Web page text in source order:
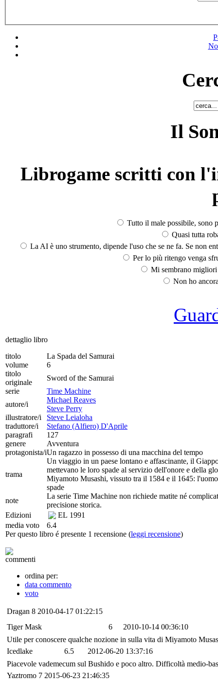
Il
Librogame scritti con
Tutto il male possibile, sono
Quasi tutta
La AI è uno strumento, dipende l'uso che se ne fa. Se non
Per lo più ritengo venga
Mi sembrano
Non ho
dettaglio libro
titolo
La Spada del Samurai
volume
6
titolo
originale
Sword of the Samurai
serie
Time Machine
autore/i
Michael Reaves
Steve Perry
illustratore/i
Steve Leialoha
traduttore/i
Stefano (Alfiero) D'Aprile
paragrafi
127
genere
Avventura
protagonista/iUn ragazzo in possesso di una macchina del tempo
trama
Un viaggio in un paese lontano e affascinante, il
mettevano le loro spade al servizio dell'onore e della
Miyamoto Musashi, vissuto tra il 1584 e il 1645:
spade
note
La serie Time Machine non richiede matite né
precisione storica.
Edizioni
EL 1991
media voto
6.4
Per questo libro é presente 1 recensione (leggi recensione)
commenti
ordina per:
data commento
voto
Dragan 8 2010-04-17 01:22:15
Tiger Mask
6
2010-10-14 00:36:10
Utile per conoscere qualche nozione in sulla vita di Miyamoto
Icedlake
6.5
2012-06-20 13:37:16
Piacevole vademecum sul Bushido e poco altro. Difficoltà medio-
Yaztromo 7 2015-06-23 21:46:35